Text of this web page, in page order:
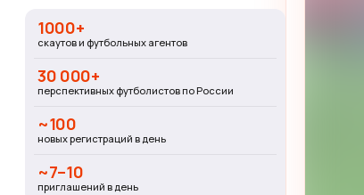
1000+
скаутов и футбольных агентов
30 000+
перспективных футболистов по России
~100
новых регистраций в день
~7–10
приглашений в день